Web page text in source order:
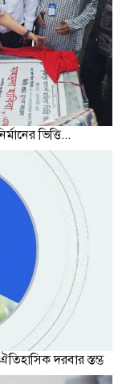
ভিত্তি...
দরবার স্তম্ভ